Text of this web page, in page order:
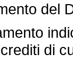
del
di